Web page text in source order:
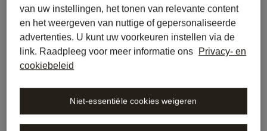
2. Nutzungsumfang, Urheberrecht und
Datenbankschutz
Die Nutzung erfolgt personengebunden
ausschliesslich durch die Inhaberinnen und Inhaber
der mit dem Anmeldecode registrierten individuellen
E-Mail-Adressen (Named-User-Modell); eine ohne
Personenbezug nur auf die Höchstzahl gleichzeitiger
van uw instellingen, het tonen van relevante content
en het weergeven van nuttige of gepersonaliseerde
advertenties. U kunt uw voorkeuren instellen via de
link. Raadpleeg voor meer informatie ons Privacy- en
cookiebeleid
Niet-essentiële cookies weigeren